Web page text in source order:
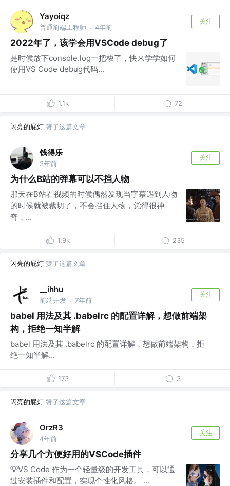
Yayoiqz
普通前端工程师 · 4年前
关注
2022年了，该学会用VSCode debug了
是时候放下console.log一把梭了，快来学学如何
使用VS Code debug代码...
1.1k 72
闪亮的屁灯 赞了这篇文章
钱得乐
3年前
关注
为什么B站的弹幕可以不挡人物
那天在B站看视频的时候偶然发现当字幕遇到人物
的时候就被裁切了，不会挡住人物，觉得很神
奇，...
1.9k 235
闪亮的屁灯 赞了这篇文章
__ihhu
前端开发 · 7年前
关注
babel 用法及其 .babelrc 的配置详解，想做前端架
构，拒绝一知半解
babel 用法及其 .babelrc 的配置详解，想做前端架构，拒
绝一知半解...
173 3
闪亮的屁灯 赞了这篇文章
OrzR3
4年前
关注
分享几个方便好用的VSCode插件
💡VS Code 作为一个轻量级的开发工具，可以通
过安装插件和配置，实现个性化风格。 ...